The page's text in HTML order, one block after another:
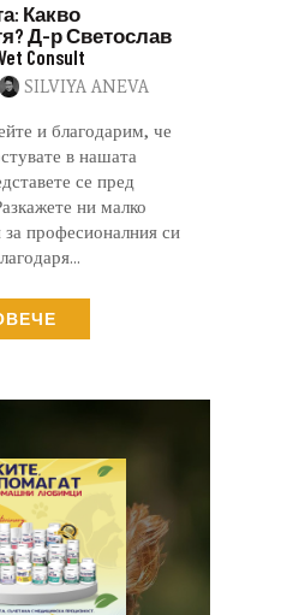
Какво
Д-р Светослав
Consult
SILVIYA ANEVA
и благодарим, че
в нашата
се пред
ни малко
за професионалния си